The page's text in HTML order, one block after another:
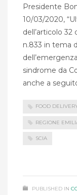
Presidente
10/03/2020,
dell’articolo
n.833 in tema
sindrome da
anche a
FOOD
REGIONE
SCIA
PUBLISHED IN